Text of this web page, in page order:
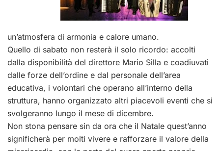
un’atmosfera di armonia e calore umano.
Quello di sabato non resterà il solo ricordo: accolti
dalla disponibilità del direttore Mario Silla e coadiuvati
dalle forze dell’ordine e dal personale dell’area
educativa, i volontari che operano all’interno della
struttura, hanno organizzato altri piacevoli eventi che si
svolgeranno lungo il mese di dicembre.
Non stona pensare sin da ora che il Natale quest’anno
significherà per molti vivere e rafforzare il valore della